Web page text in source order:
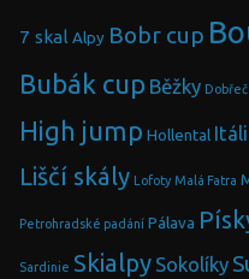
7 skal Alpy Bobr cup
Bubák cup Běžky
High jump Hollental
Liščí skály Lofoty Malá Fatra
Petrohradské padání Pálava
Sardinie Skialpy Sokolíky